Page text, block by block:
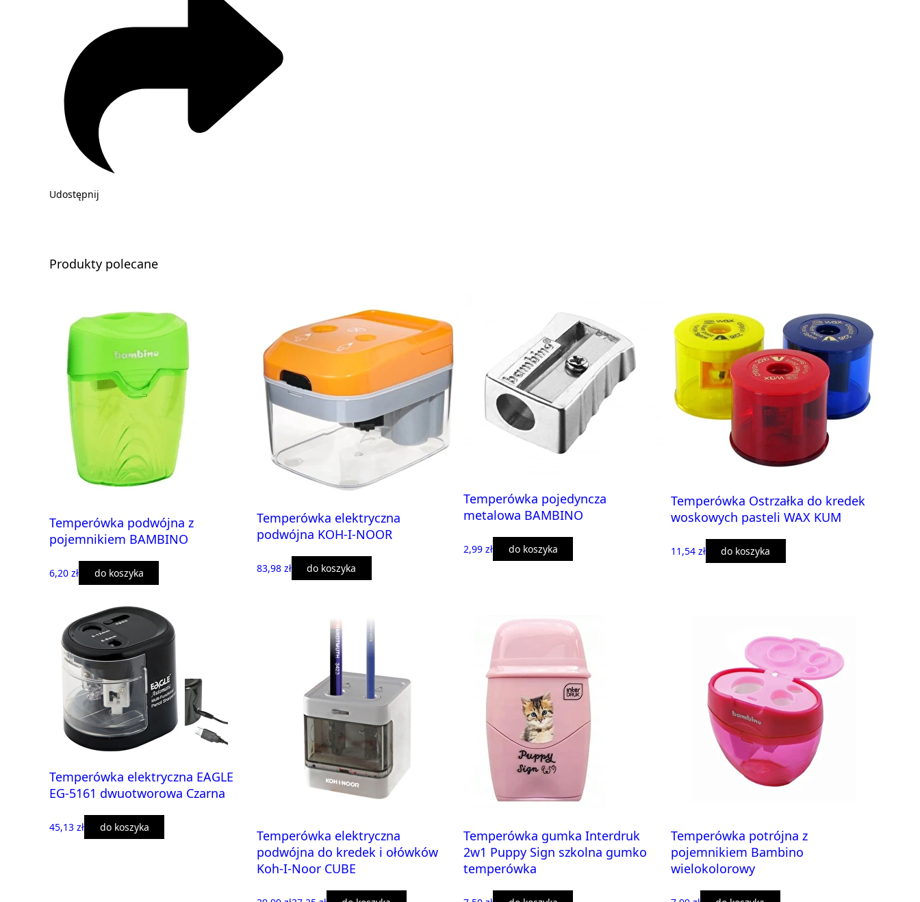
Udostępnij
Produkty polecane
Temperówka podwójna z
pojemnikiem BAMBINO
6,20 zł do koszyka
Temperówka elektryczna
podwójna KOH-I-NOOR
83,98 zł do koszyka
Temperówka pojedyncza
metalowa BAMBINO
2,99 zł do koszyka
Temperówka Ostrzałka do kredek
woskowych pasteli WAX KUM
11,54 zł do koszyka
Temperówka elektryczna EAGLE
EG-5161 dwuotworowa Czarna
45,13 zł do koszyka
Temperówka elektryczna
podwójna do kredek i ołówków
Koh-I-Noor CUBE
Temperówka gumka Interdruk
2w1 Puppy Sign szkolna gumko
temperówka
Temperówka potrójna z
pojemnikiem Bambino
wielokolorowy